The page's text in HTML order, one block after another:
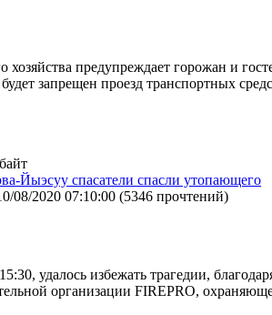
хозяйства предупреждает горожан и
запрещен проезд транспортных
Йыэсуу спасатели спасли утопающего
08/2020 07:10:00 (5346 прочтений)
удалось избежать трагедии,
организации FIREPRO,